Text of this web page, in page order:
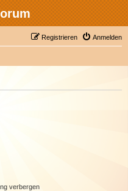
Anmelden
Registrieren
verbergen